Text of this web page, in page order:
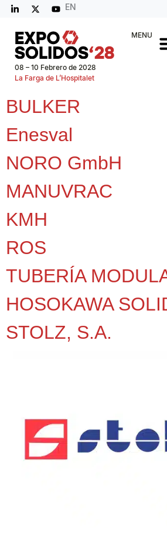
EN
08 – 10 Febrero de 2028
La Farga de L’Hospitalet
MENU
BULKER
Enesval
NORO GmbH
MANUVRAC
KMH
ROS
TUBERÍA
HOSOKAWA
STOLZ, S.A.